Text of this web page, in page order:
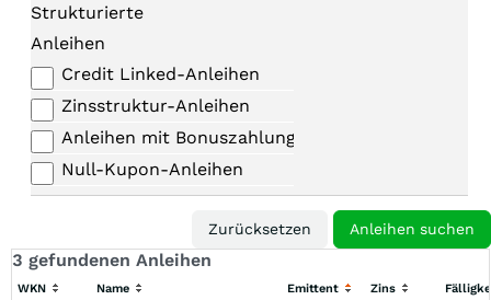
Strukturierte
Anleihen
Credit Linked-Anleihen
Zinsstruktur-Anleihen
Anleihen mit Bonuszahlungen
Null-Kupon-Anleihen
3 gefundenen Anleihen
WKN Name Emittent Zins